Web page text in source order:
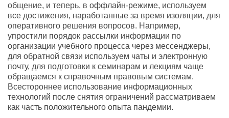
общение, и теперь, в оффлайн-режиме, используем
все достижения, наработанные за время изоляции, для
оперативного решения вопросов. Например,
упростили порядок рассылки информации по
организации учебного процесса через мессенджеры,
для обратной связи используем чаты и электронную
почту, для подготовки к семинарам и лекциям чаще
обращаемся к справочным правовым системам.
Всестороннее использование информационных
технологий после снятия ограничений рассматриваем
как часть положительного опыта пандемии.